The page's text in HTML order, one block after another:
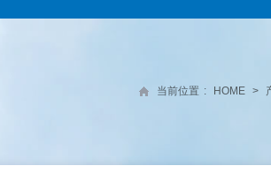
当前位置 : HOME >